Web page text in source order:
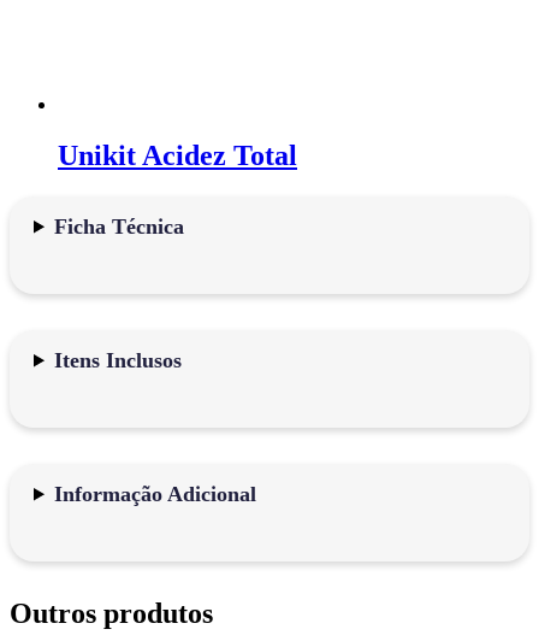
Unikit Acidez Total
Ficha Técnica
Itens Inclusos
Informação Adicional
Outros produtos